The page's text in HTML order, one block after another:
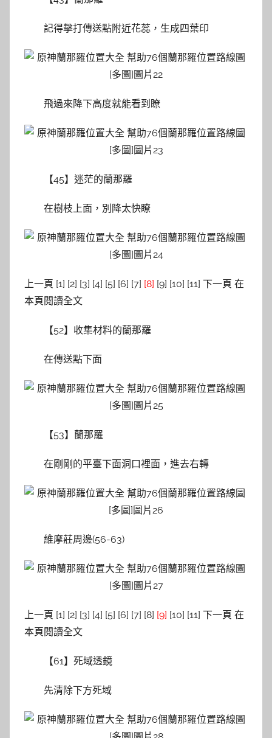
記得擊打傳送點附近花蕊，生成四葉印
飛過來降下高度就能看到瞭
【45】迷茫的蘭那羅
在樹枝上面，別降太快瞭
上一頁 [1] [2] [3] [4] [5] [6] [7] [8] [9] [10] [11] 下一頁 在
本頁閱讀全文
【52】收集材料的蘭那羅
在傳送點下面
【53】蘭那羅
在剛剛的平臺下面洞口裡面，進去右轉
維摩莊周邊(56-63)
上一頁 [1] [2] [3] [4] [5] [6] [7] [8] [9] [10] [11] 下一頁 在
本頁閱讀全文
【61】死域透鏡
先清除下方死域